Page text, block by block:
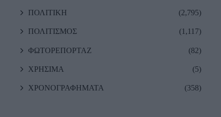
ΠΟΛΙΤΙΚΗ (2,795)
ΠΟΛΙΤΙΣΜΟΣ (1,117)
ΦΩΤΟΡΕΠΟΡΤΑΖ (82)
ΧΡΗΣΙΜΑ (5)
ΧΡΟΝΟΓΡΑΦΗΜΑΤΑ (358)